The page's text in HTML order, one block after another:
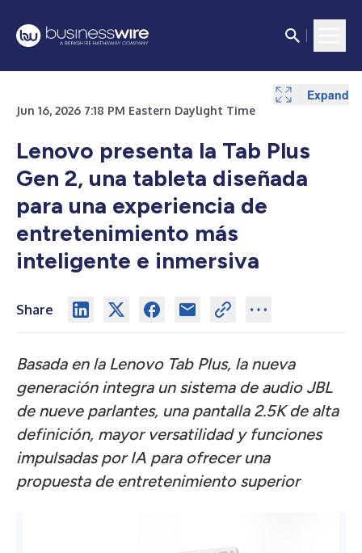
Jun 16, 2026 7:18 PM Eastern Daylight Time
Lenovo presenta la Tab Plus
Gen 2, una tableta diseñada
para una experiencia de
entretenimiento más
inteligente e inmersiva
Share
Basada en la Lenovo Tab Plus, la nueva
generación integra un sistema de audio JBL
de nueve parlantes, una pantalla 2.5K de alta
definición, mayor versatilidad y funciones
impulsadas por IA para ofrecer una
propuesta de entretenimiento superior
Expand